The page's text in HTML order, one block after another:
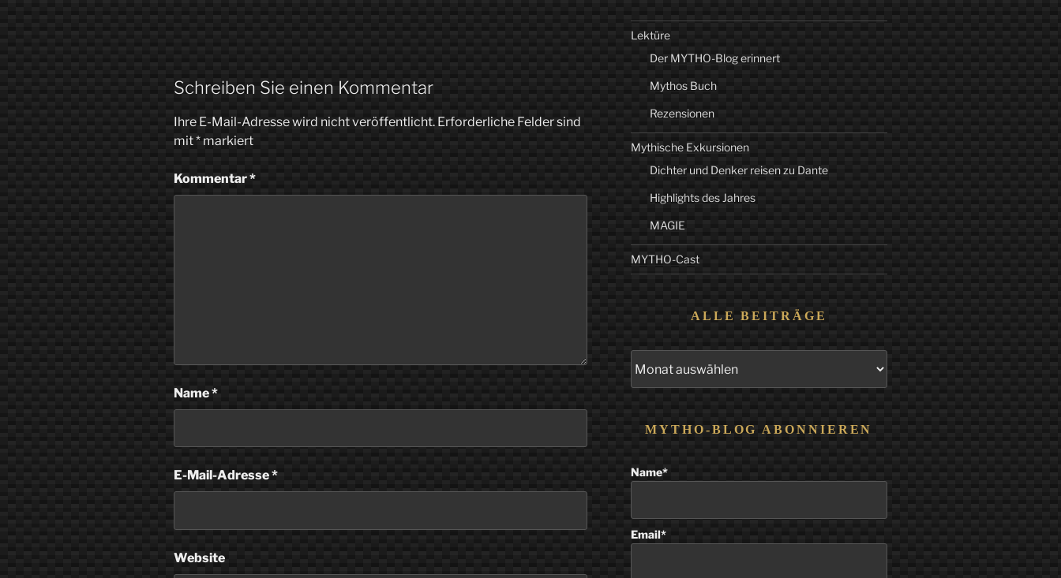
Schreiben Sie einen Kommentar
Ihre E-Mail-Adresse wird nicht veröffentlicht. Erforderliche Felder sind
mit* markiert
Kommentar*
Name*
E-Mail-Adresse*
Website
Lektüre
Der MYTHO-Blog erinnert
Mythos Buch
Rezensionen
Mythische Exkursionen
Dichter und Denker reisen zu Dante
Highlights des Jahres
MAGIE
MYTHO-Cast
ALLE BEITRÄGE
Beiträge
MYTHO-BLOG ABONNIEREN
Name*
Email*